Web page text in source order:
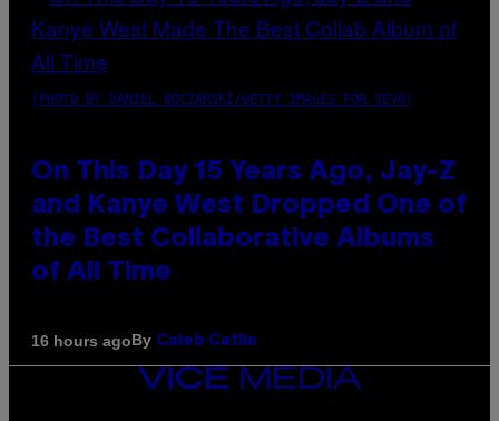
(PHOTO BY DANIEL BOCZARSKI/GETTY IMAGES FOR VEVO)
On This Day 15 Years Ago, Jay-Z
and Kanye West Dropped One of
the Best Collaborative Albums
of All Time
16 hours agoBy Caleb Catlin
VICE
MEDIA